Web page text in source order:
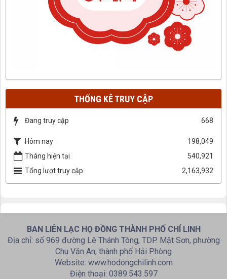
THỐNG KÊ TRUY CẬP
Đang truy cập 668
Hôm nay
198,049
Tháng hiện tại
540,921
Tổng lượt truy cập
2,163,932
BAN LIÊN LẠC HỌ ĐỒNG THÀNH PHỐ CHÍ LINH
Địa chỉ: số 969 đường Lê Thánh Tông, TDP. Mật Sơn, phường
Chu Văn An, thành phố Hải Phòng
Website: www.hodongchilinh.com
Điện thoại: 0389.543.597